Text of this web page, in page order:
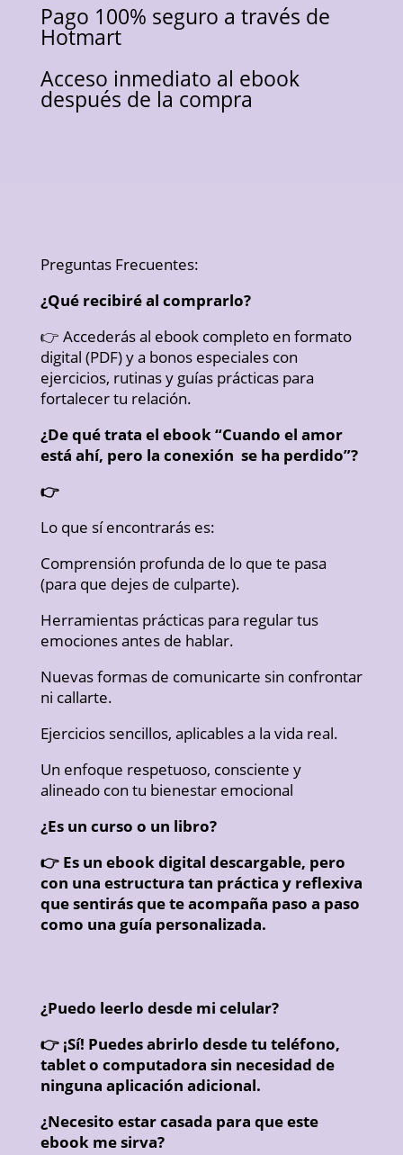
Pago 100% seguro a través de
Hotmart
Acceso inmediato al ebook
después de la compra
Preguntas Frecuentes:
¿Qué recibiré al comprarlo?
👉 Accederás al ebook completo en formato
digital (PDF) y a bonos especiales con
ejercicios, rutinas y guías prácticas para
fortalecer tu relación.
¿De qué trata el ebook “Cuando el amor
está ahí, pero la conexión se ha perdido”?
👉
Lo que sí encontrarás es:
Comprensión profunda de lo que te pasa
(para que dejes de culparte).
Herramientas prácticas para regular tus
emociones antes de hablar.
Nuevas formas de comunicarte sin confrontar
ni callarte.
Ejercicios sencillos, aplicables a la vida real.
Un enfoque respetuoso, consciente y
alineado con tu bienestar emocional
¿Es un curso o un libro?
👉 Es un ebook digital descargable, pero
con una estructura tan práctica y reflexiva
que sentirás que te acompaña paso a paso
como una guía personalizada.
¿Puedo leerlo desde mi celular?
👉 ¡Sí! Puedes abrirlo desde tu teléfono,
tablet o computadora sin necesidad de
ninguna aplicación adicional.
¿Necesito estar casada para que este
ebook me sirva?